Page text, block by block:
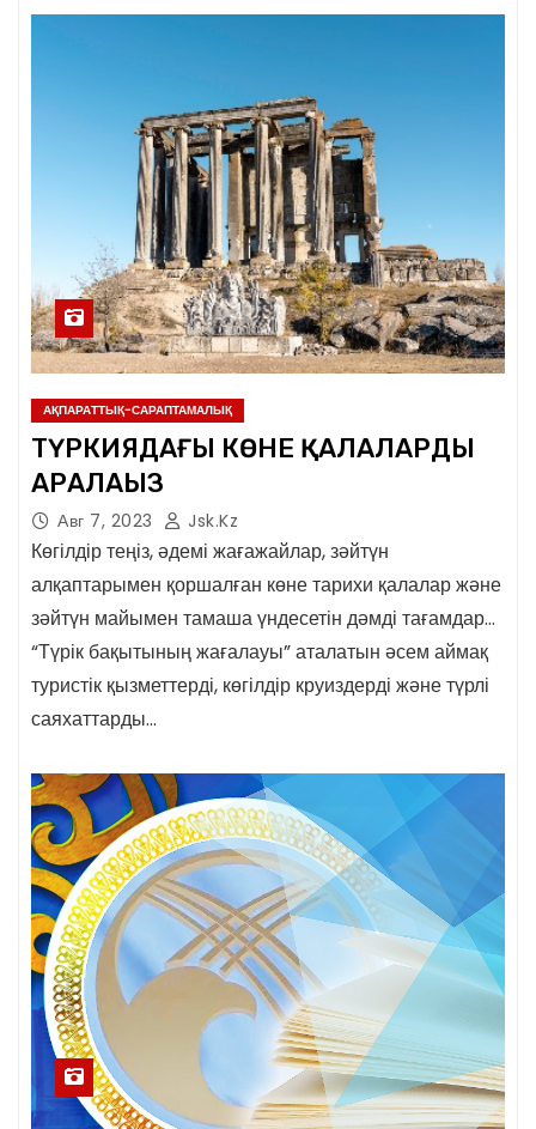
АҚПАРАТТЫҚ-САРАПТАМАЛЫҚ
ТҮРКИЯДАҒЫ КӨНЕ ҚАЛАЛАРДЫ
АРАЛАҢЫЗ
Авг 7, 2023 Jsk.kz
Көгілдір теңіз, әдемі жағажайлар, зәйтүн
алқаптарымен қоршалған көне тарихи қалалар және
зәйтүн майымен тамаша үндесетін дәмді тағамдар…
“Түрік бақытының жағалауы” аталатын әсем аймақ
туристік қызметтерді, көгілдір круиздерді және түрлі
саяхаттарды…